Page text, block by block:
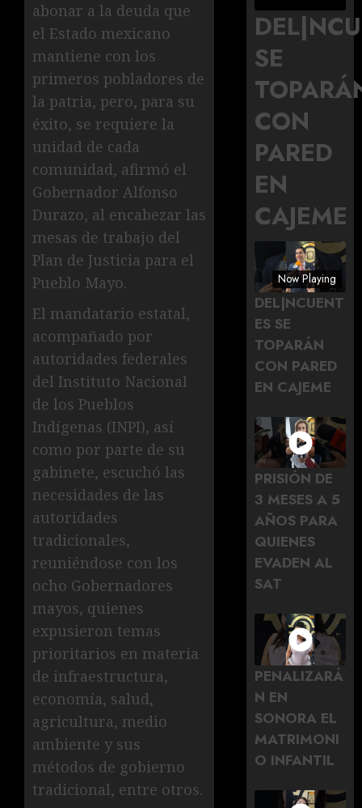
abonar a la deuda que
el Estado mexicano
mantiene con los
primeros pobladores de
la patria, pero, para su
éxito, se requiere la
unidad de cada
comunidad, afirmó el
Gobernador Alfonso
Durazo, al encabezar las
mesas de trabajo del
Plan de Justicia para el
Pueblo Mayo.
El mandatario estatal,
acompañado por
autoridades federales
del Instituto Nacional
de los Pueblos
Indígenas (INPI), así
como por parte de su
gabinete, escuchó las
necesidades de las
autoridades
tradicionales,
reuniéndose con los
ocho Gobernadores
mayos, quienes
expusieron temas
prioritarios en materia
de infraestructura,
economía, salud,
agricultura, medio
ambiente y sus
métodos de gobierno
tradicional, entre otros.
SE
CON
PARED
EN
CAJEME
Now Playing
DEL|NCUENT
ES SE
TOPARÁN
CON PARED
EN CAJEME
PRISIÓN DE
3 MESES A 5
AÑOS PARA
QUIENES
EVADEN AL
SAT
PENALIZARÁ
N EN
SONORA EL
MATRIMONI
O INFANTIL